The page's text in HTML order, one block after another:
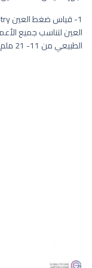
العين لتناسب جميع
الطبيعي من 11- 21 ملم زئبقي .